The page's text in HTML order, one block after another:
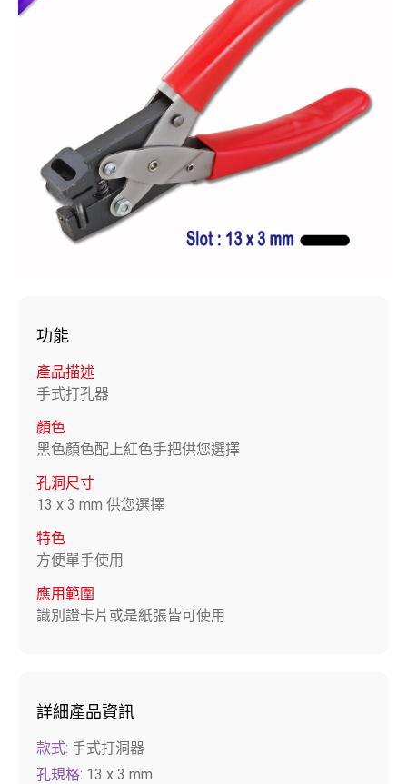
功能
產品描述
手式打孔器
顏色
黑色顏色配上紅色手把供您選擇
孔洞尺寸
13 x 3 mm 供您選擇
特色
方便單手使用
應用範圍
識別證卡片或是紙張皆可使用
詳細產品資訊
款式: 手式打洞器
孔規格: 13 x 3 mm